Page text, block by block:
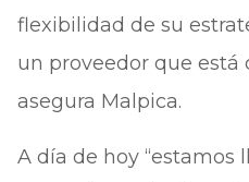
flexibilidad de su
un proveedor que está
asegura Malpica.
A día de hoy “estamos